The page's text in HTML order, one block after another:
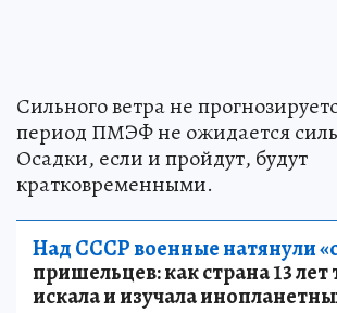
Сильного ветра не
период ПМЭФ не ожидается
Осадки, если и пройдут, будут
кратковременными.
Над СССР военные натянули
пришельцев: как страна 13 лет
искала и изучала